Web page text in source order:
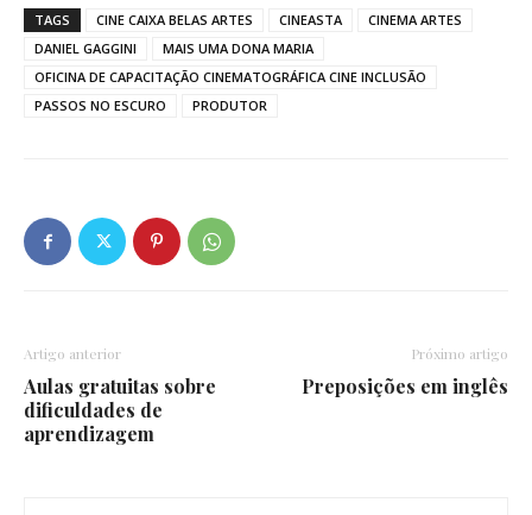
TAGS CINE CAIXA BELAS ARTES CINEASTA
CINEMA ARTES
DANIEL GAGGINI
MAIS UMA DONA MARIA
OFICINA DE CAPACITAÇÃO CINEMATOGRÁFICA CINE INCLUSÃO
PASSOS NO ESCURO
PRODUTOR
Artigo anterior
Aulas gratuitas sobre
dificuldades de
aprendizagem
Próximo artigo
Preposições em inglês